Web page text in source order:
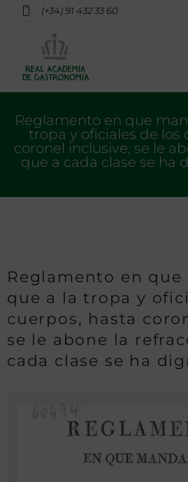
(+34) 91 432 33 60
Reglamento en que
tropa y oficiales de los
coronel inclusive, se le
que a cada clase se ha
Reglamento en que
que a la tropa y
cuerpos, hasta
se le abone la
cada clase se ha